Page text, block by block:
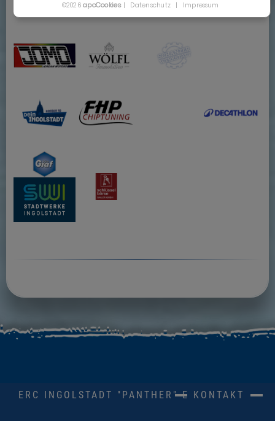
ERC INGOLSTADT "PANTHER" E.V.KONTAKT
©2026 apcCookies| Datenschutz | Impressum